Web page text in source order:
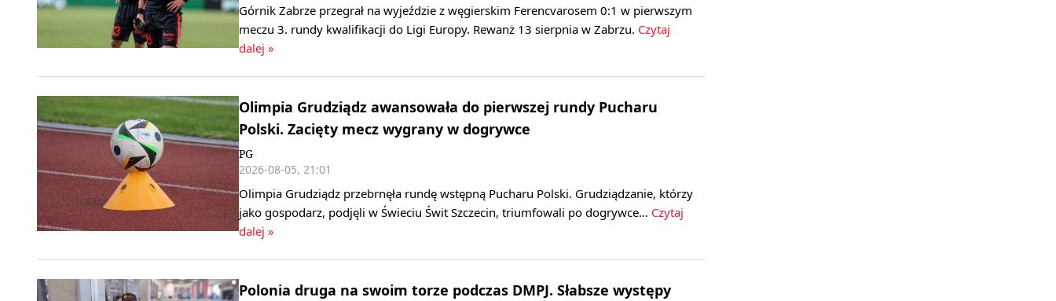
Górnik Zabrze przegrał na wyjeździe z węgierskim Ferencvarosem 0:1 w pierwszym
meczu 3. rundy kwalifikacji do Ligi Europy. Rewanż 13 sierpnia w Zabrzu. Czytaj
dalej »
Olimpia Grudziądz awansowała do pierwszej rundy Pucharu
Polski. Zacięty mecz wygrany w dogrywce
PG
2026-08-05, 21:01
Olimpia Grudziądz przebrnęła rundę wstępną Pucharu Polski. Grudziądzanie, którzy
jako gospodarz, podjęli w Świeciu Świt Szczecin, triumfowali po dogrywce… Czytaj
dalej »
Polonia druga na swoim torze podczas DMPJ. Słabsze występy